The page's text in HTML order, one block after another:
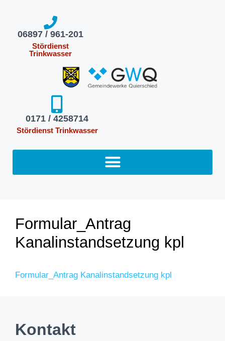
06897 / 961-201
Stördienst
Trinkwasser
0171 / 4258714
Stördienst Trinkwasser​
Formular_Antrag
Kanalinstandsetzung kpl
Formular_Antrag Kanalinstandsetzung kpl
Kontakt